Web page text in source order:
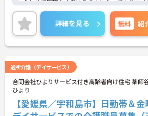
合わせて無理なく働ける求人となっておりま
正社員登用や昇給制度があり、頑張りを評価し
れる制度も整っているのも嬉しいポイントです
ご興味のある方は、面接のポイントをお伝えし
のでご連絡ください！
詳細を見る 無料 紹
通所介護（デイサービス）
合同会社ひよりサービス付き高齢者向け住宅 薬師
ひより
【愛媛県／宇和島市】日勤帯＆